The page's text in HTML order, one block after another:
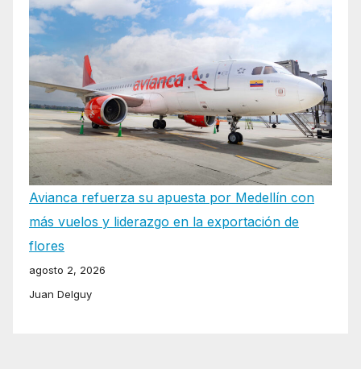
Avianca refuerza su apuesta por Medellín con
más vuelos y liderazgo en la exportación de
flores
agosto 2, 2026
Juan Delguy